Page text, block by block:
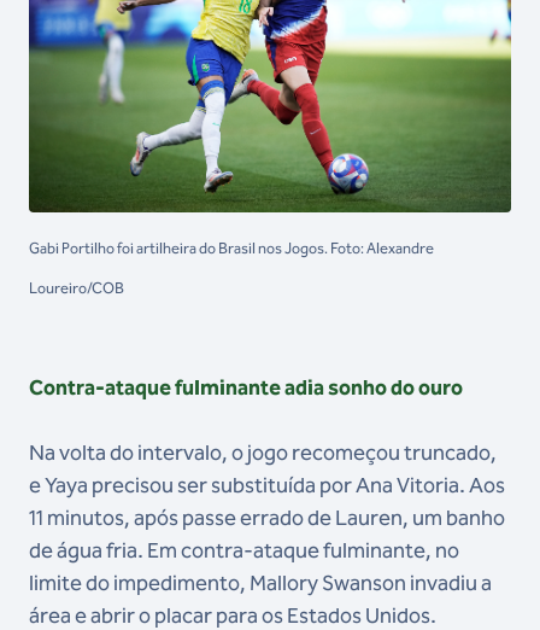
Gabi Portilho foi artilheira do Brasil nos Jogos. Foto: Alexandre
Loureiro/COB
Contra-ataque fulminante adia sonho do ouro
Na volta do intervalo, o jogo recomeçou truncado,
e Yaya precisou ser substituída por Ana Vitoria. Aos
11 minutos, após passe errado de Lauren, um banho
de água fria. Em contra-ataque fulminante, no
limite do impedimento, Mallory Swanson invadiu a
área e abrir o placar para os Estados Unidos.